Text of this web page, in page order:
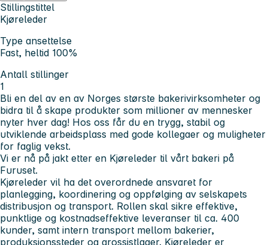
Stillingstittel
Kjøreleder
Type ansettelse
Fast, heltid 100%
Antall stillinger
1
Bli en del av en av Norges største bakerivirksomheter og
bidra til å skape produkter som millioner av mennesker
nyter hver dag! Hos oss får du en trygg, stabil og
utviklende arbeidsplass med gode kollegaer og muligheter
for faglig vekst.
Vi er nå på jakt etter en Kjøreleder til vårt bakeri på
Furuset.
Kjøreleder vil ha det overordnede ansvaret for
planlegging, koordinering og oppfølging av selskapets
distribusjon og transport. Rollen skal sikre effektive,
punktlige og kostnadseffektive leveranser til ca. 400
kunder, samt intern transport mellom bakerier,
produksjonssteder og grossistlager. Kjøreleder er